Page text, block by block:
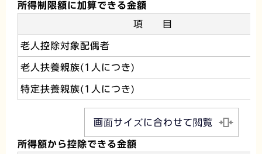
所得制限額に加算できる金額
項 目
老人控除対象配偶者
老人扶養親族(1人につき)
特定扶養親族(1人につき)
画面サイズに合わせて閲覧
所得額から控除できる金額